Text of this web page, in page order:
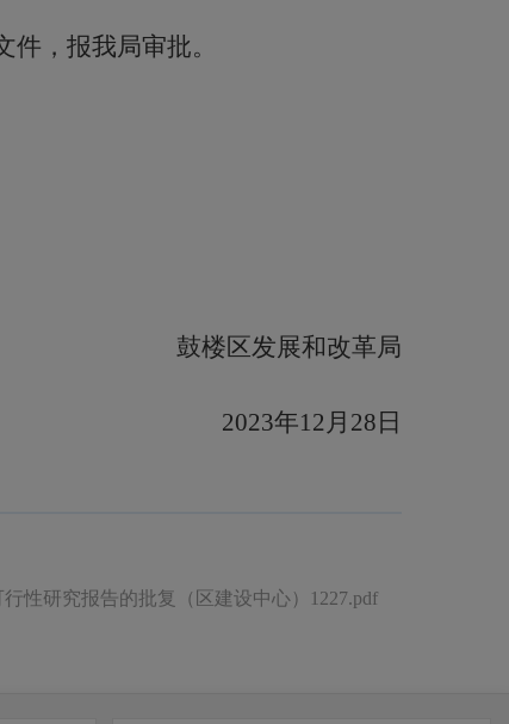
，报我局审批。
鼓楼区发展和改革局
2023年12 月 28日
性研究报告的批复（区建设中心）1227.pdf